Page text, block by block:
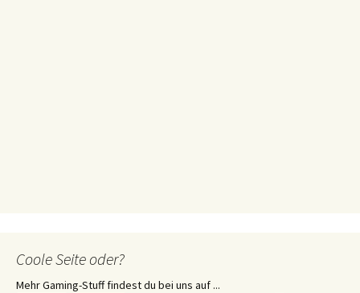
Coole Seite oder?
Mehr Gaming-Stuff findest du bei uns auf ...